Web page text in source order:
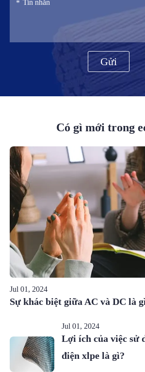
Gửi
Có gì mới trong
Jul 01, 2024
Sự khác biệt giữa AC và DC là
Jul 01, 2024
Lợi ích của việc sử
điện xlpe là gì?